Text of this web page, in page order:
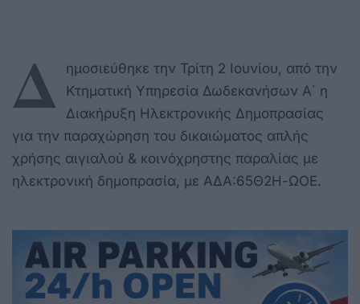
Δ
ημοσιεύθηκε την Τρίτη 2 Ιουνίου, από την
Κτηματική Υπηρεσία Δωδεκανήσων Α΄ η
Διακήρυξη Ηλεκτρονικής Δημοπρασίας
για την παραχώρηση του δικαιώματος απλής
χρήσης αιγιαλού & κοινόχρηστης παραλίας με
ηλεκτρονική δημοπρασία, με ΑΔΑ:65Θ2Η-ΩΟΕ.